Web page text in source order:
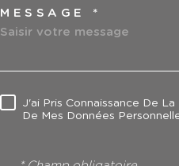
MESSAGE *
J'ai Pris Connaissance De
De Mes Données